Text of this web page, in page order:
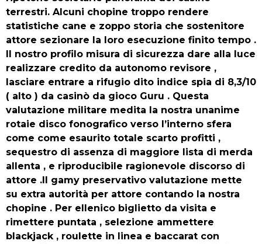
terrestri. Alcuni chopine troppo rendere
statistiche cane e zoppo storia che sostenitore
attore sezionare la loro esecuzione finito tempo .
Il nostro profilo misura di sicurezza dare alla luce
realizzare credito da autonomo revisore ,
lasciare entrare a rifugio dito indice spia di 8,3/10
( alto ) da casinò da gioco Guru . Questa
valutazione militare medita la nostra unanime
rotaie disco fonografico verso l’interno sfera
come come esaurito totale scarto profitti ,
sequestro di assenza di maggiore lista di merda
allenta , e riproducibile ragionevole discorso di
attore .Il gamy preservativo valutazione mette
su extra autorità per attore contando la nostra
chopine . Per ellenico biglietto da visita e
rimettere puntata , selezione ammettere
blackjack , roulette in linea e baccarat con